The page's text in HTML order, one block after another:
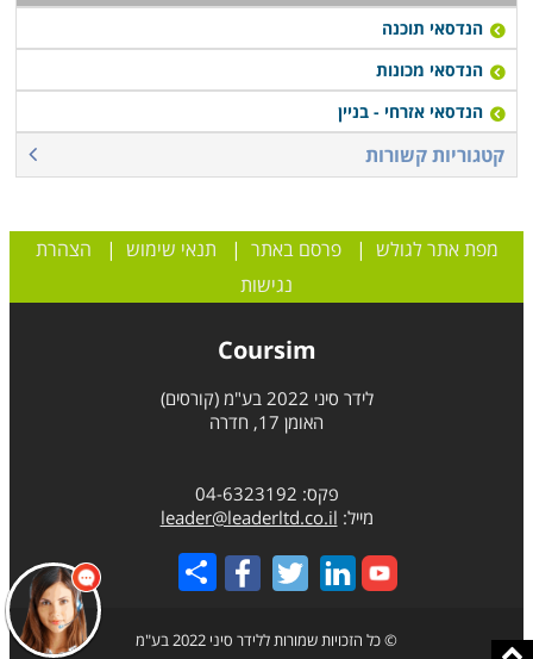
הנדסאי תוכנה
הנדסאי מכונות
הנדסאי אזרחי - בניין
קטגוריות קשורות
מפת אתר לגולש |פרסם באתר | תנאי שימוש | הצהרת
נגישות
Coursim
לידר סיני 2022 בע"מ (קורסים)
האומן 17, חדרה
פקס: 04-6323192
מייל: leader@leaderltd.co.il
Share
© כל הזכויות שמורות ללידר סיני 2022 בע"מ